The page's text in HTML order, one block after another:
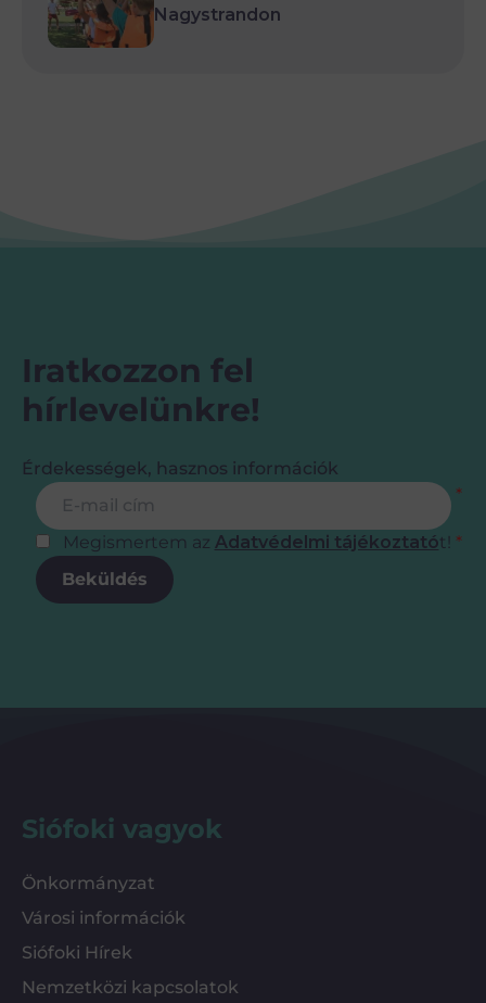
Nagystrandon
Iratkozzon fel
hírlevelünkre!
Érdekességek, hasznos információk
Feliratkozás
E-mail cím *
*
Megismertem az Adatvédelmi tájékoztatót!
Beküldés
Siófoki vagyok
Önkormányzat
Városi információk
Siófoki Hírek
Nemzetközi kapcsolatok